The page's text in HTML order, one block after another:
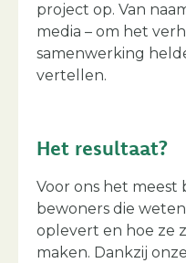
project op. Van
media – om het
samenwerking
vertellen.
Het resultaat?
Voor ons het
bewoners die
oplevert en hoe ze
maken. Dankzij